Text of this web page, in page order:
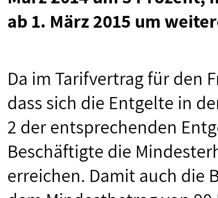
ab 1. März 2015 um
Da im Tarifvertrag für den
dass sich die Entgelte in
2 der entsprechenden
Beschäftigte die
erreichen. Damit auch die